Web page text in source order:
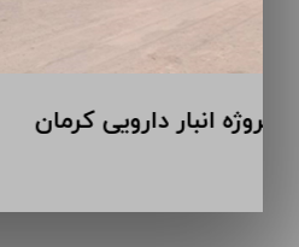
پروژه انبار دارویی کرمان